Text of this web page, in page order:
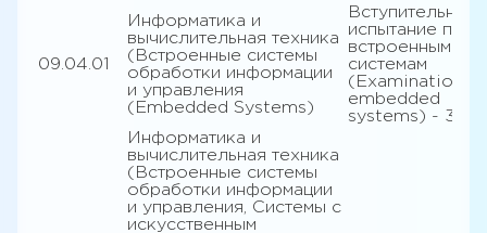
09.04.01
Информатика и
вычислительная техника
(Встроенные системы
обработки информации
и управления
(Embedded Systems)
Вступительное
испытание по
встроенным
системам
(Examination in
embedded
systems) - 30
Информатика и
вычислительная техника
(Встроенные системы
обработки информации
и управления, Системы с
искусственным